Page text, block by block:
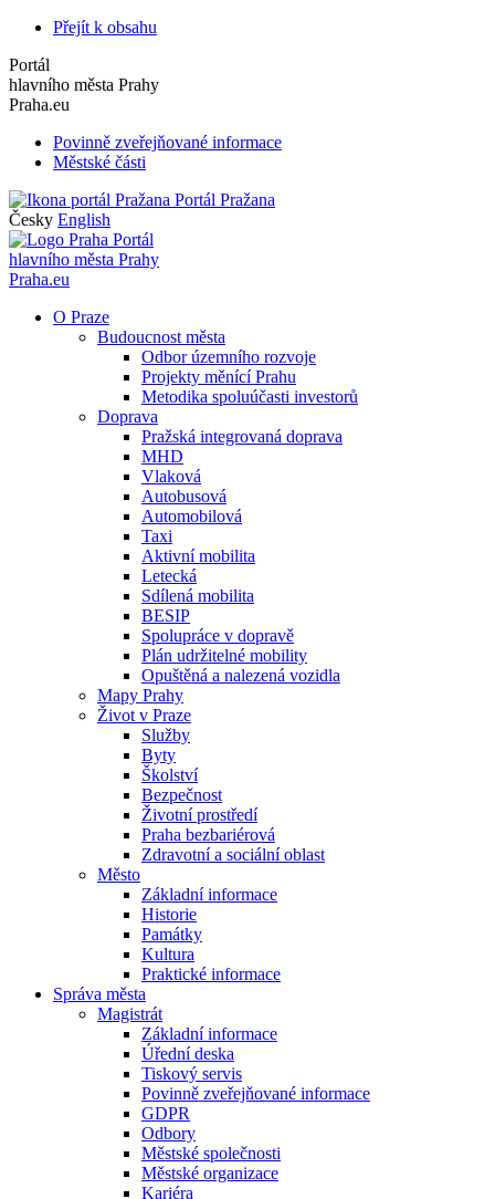
Přejít k obsahu
Portál
hlavního města Prahy
Praha.eu
Povinně zveřejňované informace
Městské části
Portál Pražana
Česky English
Portál
hlavního města Prahy
Praha.eu
O Praze
Budoucnost města
Odbor územního rozvoje
Projekty měnící Prahu
Metodika spoluúčasti investorů
Doprava
Pražská integrovaná doprava
MHD
Vlaková
Autobusová
Automobilová
Taxi
Aktivní mobilita
Letecká
Sdílená mobilita
BESIP
Spolupráce v dopravě
Plán udržitelné mobility
Opuštěná a nalezená vozidla
Mapy Prahy
Život v Praze
Služby
Byty
Školství
Bezpečnost
Životní prostředí
Praha bezbariérová
Zdravotní a sociální oblast
Město
Základní informace
Historie
Památky
Kultura
Praktické informace
Správa města
Magistrát
Základní informace
Úřední deska
Tiskový servis
Povinně zveřejňované informace
GDPR
Odbory
Městské společnosti
Městské organizace
Kariéra